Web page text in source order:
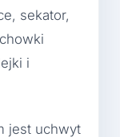
sekator,
i
jest uchwyt